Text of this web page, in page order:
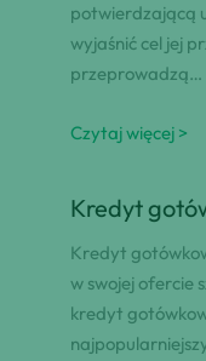
potwierdzającą
wyjaśnić cel jej
przeprowadzą…
Czytaj więcej >
Kredyt
Kredyt
w swojej ofercie
kredyt